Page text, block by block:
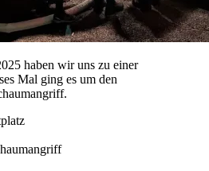
haben wir uns zu einer
Mal ging es um den